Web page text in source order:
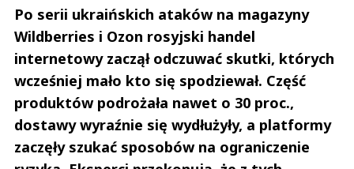
Po serii ukraińskich ataków na magazyny
Wildberries i Ozon rosyjski handel
internetowy zaczął odczuwać skutki, których
wcześniej mało kto się spodziewał. Część
produktów podrożała nawet o 30 proc.,
dostawy wyraźnie się wydłużyły, a platformy
zaczęły szukać sposobów na ograniczenie